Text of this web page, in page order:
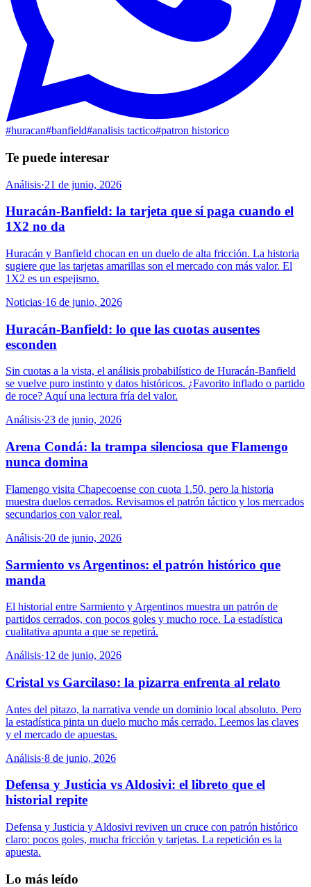
#huracan#banfield#analisis tactico#patron historico
Te puede interesar
Análisis·21 de junio, 2026
Huracán-Banfield: la tarjeta que sí paga cuando el
1X2 no da
Huracán y Banfield chocan en un duelo de alta fricción. La historia
sugiere que las tarjetas amarillas son el mercado con más valor. El
1X2 es un espejismo.
Noticias·16 de junio, 2026
Huracán-Banfield: lo que las cuotas ausentes
esconden
Sin cuotas a la vista, el análisis probabilístico de Huracán-Banfield
se vuelve puro instinto y datos históricos. ¿Favorito inflado o partido
de roce? Aquí una lectura fría del valor.
Análisis·23 de junio, 2026
Arena Condá: la trampa silenciosa que Flamengo
nunca domina
Flamengo visita Chapecoense con cuota 1.50, pero la historia
muestra duelos cerrados. Revisamos el patrón táctico y los mercados
secundarios con valor real.
Análisis·20 de junio, 2026
Sarmiento vs Argentinos: el patrón histórico que
manda
El historial entre Sarmiento y Argentinos muestra un patrón de
partidos cerrados, con pocos goles y mucho roce. La estadística
cualitativa apunta a que se repetirá.
Análisis·12 de junio, 2026
Cristal vs Garcilaso: la pizarra enfrenta al relato
Antes del pitazo, la narrativa vende un dominio local absoluto. Pero
la estadística pinta un duelo mucho más cerrado. Leemos las claves
y el mercado de apuestas.
Análisis·8 de junio, 2026
Defensa y Justicia vs Aldosivi: el libreto que el
historial repite
Defensa y Justicia y Aldosivi reviven un cruce con patrón histórico
claro: pocos goles, mucha fricción y tarjetas. La repetición es la
apuesta.
Lo más leído